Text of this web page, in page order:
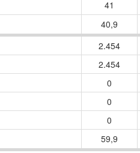
41
40,9
2.454
2.454
0
0
0
59,9